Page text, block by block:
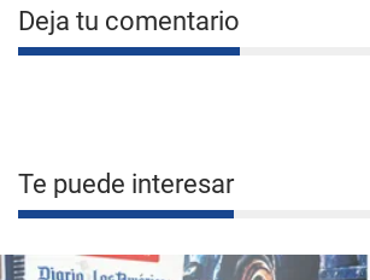
Deja tu comentario
Te puede interesar